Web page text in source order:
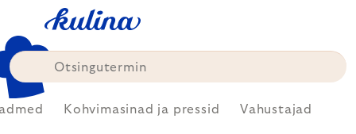
content
Kohvimasinad ja pressid Vahustajad